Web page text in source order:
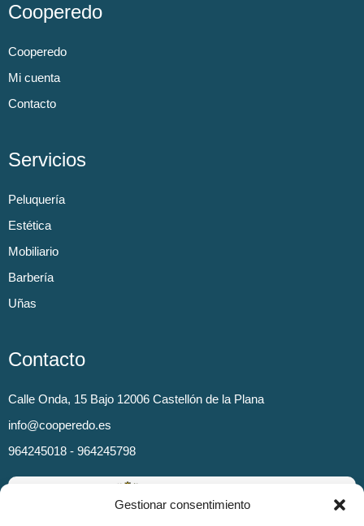
Gestionar consentimiento
Cooperedo
Cooperedo
Mi cuenta
Contacto
Servicios
Peluquería
Estética
Mobiliario
Barbería
Uñas
Contacto
Calle Onda, 15 Bajo 12006 Castellón de la Plana
info@cooperedo.es
964245018 - 964245798